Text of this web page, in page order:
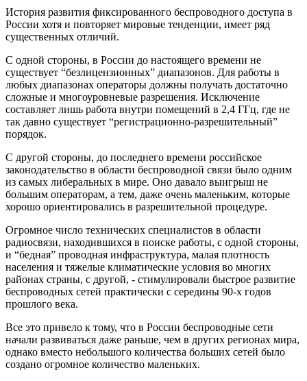
История развития фиксированного беспроводного доступа в
России хотя и повторяет мировые тенденции, имеет ряд
существенных отличий.
С одной стороны, в России до настоящего времени не
существует “безлицензионных” диапазонов. Для работы в
любых диапазонах операторы должны получать достаточно
сложные и многоуровневые разрешения. Исключение
составляет лишь работа внутри помещений в 2,4 ГГц, где не
так давно существует “регистрационно-разрешительный”
порядок.
С другой стороны, до последнего времени российское
законодательство в области беспроводной связи было одним
из самых либеральных в мире. Оно давало выигрыш не
большим операторам, а тем, даже очень маленьким, которые
хорошо ориентировались в разрешительной процедуре.
Огромное число технических специалистов в области
радиосвязи, находившихся в поиске работы, с одной стороны,
и “бедная” проводная инфраструктура, малая плотность
населения и тяжелые климатические условия во многих
районах страны, с другой, - стимулировали быстрое развитие
беспроводных сетей практически с середины 90-х годов
прошлого века.
Все это привело к тому, что в России беспроводные сети
начали развиваться даже раньше, чем в других регионах мира,
однако вместо небольшого количества больших сетей было
создано огромное количество маленьких.